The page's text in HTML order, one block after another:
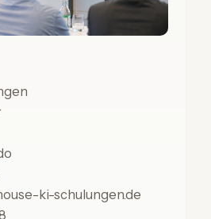
ki-schulungen.de